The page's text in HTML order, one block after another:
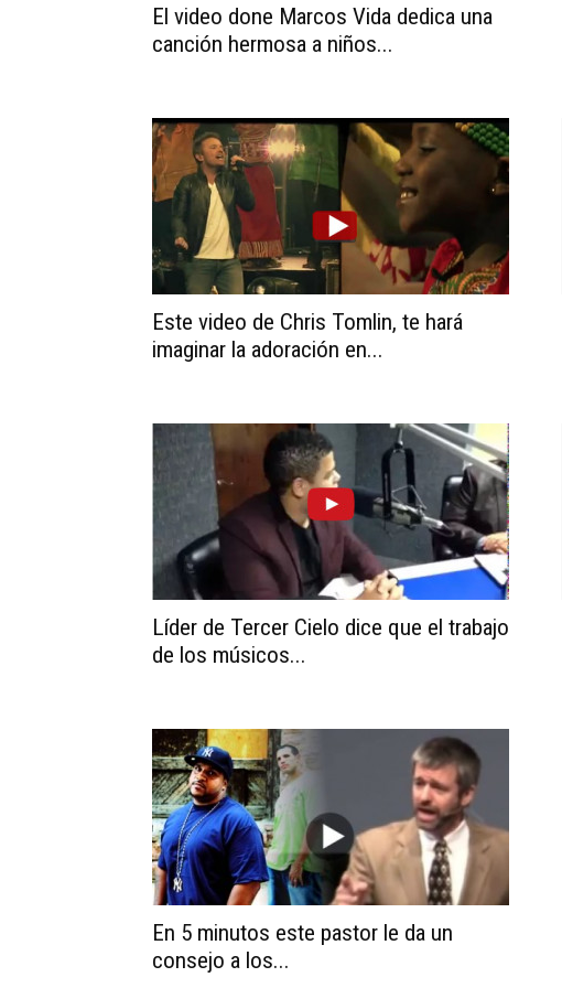
El video done Marcos Vida dedica una
canción hermosa a niños...
Este video de Chris Tomlin, te hará
imaginar la adoración en...
Líder de Tercer Cielo dice que el trabajo
de los músicos...
En 5 minutos este pastor le da un
consejo a los...